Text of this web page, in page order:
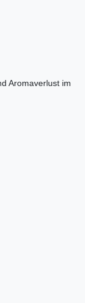
Aromaverlust im